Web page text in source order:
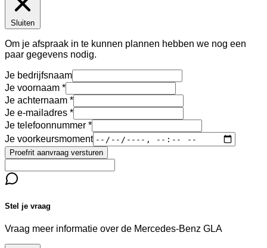
Sluiten
Om je afspraak in te kunnen plannen hebben we nog een
paar gegevens nodig.
Je bedrijfsnaam
Je voornaam
Je achternaam
Je e-mailadres
Je telefoonnummer
Je voorkeursmoment
Proefrit aanvraag versturen
Stel je vraag
Vraag meer informatie over de Mercedes-Benz GLA